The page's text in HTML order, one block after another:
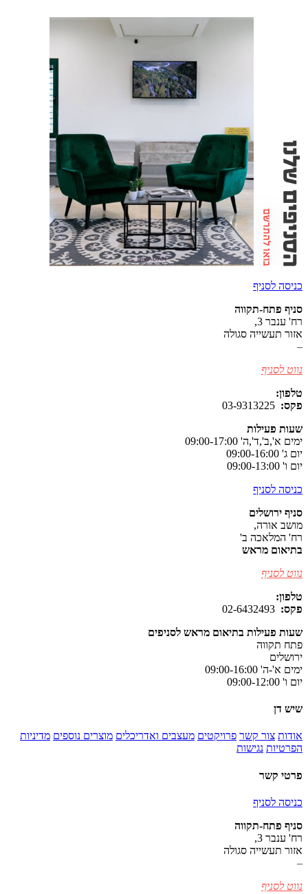
כניסה לסניף
סניף פתח-תקווה
רח' ענבר 3,
אזור תעשייה סגולה
–
נווט לסניף
טלפון:
פקס: 03-9313225
שעות פעילות
ימים א',ב',ד',ה' 09:00-17:00
יום ג' 09:00-16:00
יום ו' 09:00-13:00
כניסה לסניף
סניף ירושלים
מושב אורה,
רח' המלאכה ב'
בתיאום מראש
נווט לסניף
טלפון:
פקס:
שעות פעילות בתיאום מראש לסניפים
פתח תקווה
ירושלים
ימים א'-ה' 09:00-16:00
יום ו' 09:00-12:00
שיש דן
אודות צור קשר פרויקטים מעצבים ואדריכלים מוצרים נוספים מדיניות
הפרטיות נגישות
פרטי קשר
כניסה לסניף
סניף פתח-תקווה
רח' ענבר 3,
אזור תעשייה סגולה
–
נווט לסניף